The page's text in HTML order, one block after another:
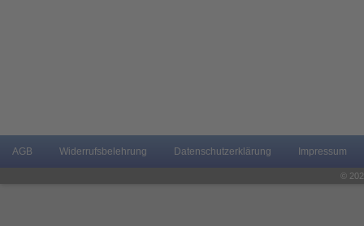
AGB Widerrufsbelehrung Datenschutzerklärung Impressum
©